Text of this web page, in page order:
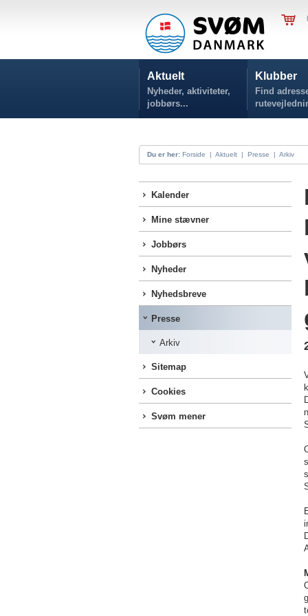
Aktuelt
Nyheder, aktiviteter,
jobbørs...
Klubber
Find
Du er her: Forside | Aktuelt | Presse | Arkiv
Kalender
Mine stævner
Jobbørs
Nyheder
Nyhedsbreve
Presse
Arkiv
Sitemap
Cookies
Svøm mener